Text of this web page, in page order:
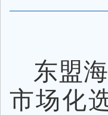
东盟
市场化